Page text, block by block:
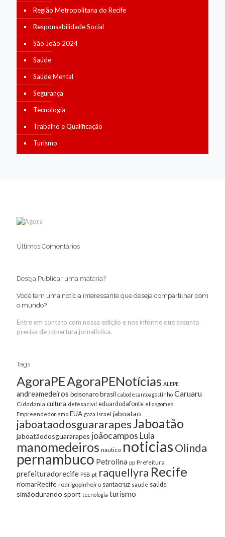
Região Metropolitana do Recife
Responsabilidade Social
São João 2024
Saúde
Saúde Mental
Segurança
Tecnologia
Trabalho e Qualificação
Turismo
Últimos Comentários
Deseja Publicar uma matéria?
Você tem uma notícia interessante que deseja compartilhar com
o mundo?
Entre em contato com nossa edição e nos informe que assunto
precisa de cobertura jornalística.
Tags
AgoraPEAgoraPENotícias ALEPE
andreamedeiros bolsonarobrasil cabodesantoagostinho Caruaru
Cidadania cultura defesacivil eduardodafonte eliasgomes
Empreendedorismo EUA gaza Israel jaboatao
jaboataodosguararapesJaboatão
jaboatãodosguararapes joãocampos Lula
manomedeiros nautico noticiasOlinda
pernambuco Petrolina pp Prefeitura
prefeituradorecife PSB pt raquellyra Recife
riomarRecife rodrigopinheiro santacruz saude saúde
simãodurando sport tecnologia turismo